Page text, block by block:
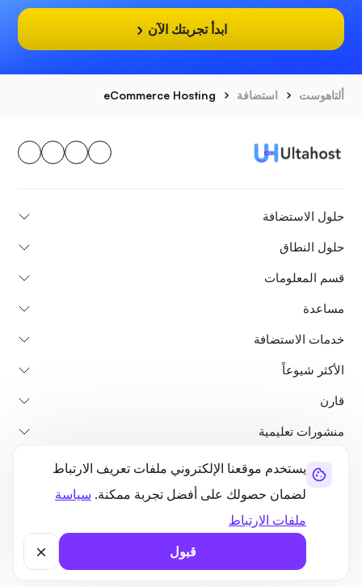
يستخدم موقعنا الإلكتروني ملفات تعريف الارتباط
لضمان حصولك على أفضل تجربة ممكنة. سياسة
ملفات الارتباط
قبول
ابدأ تجربتك الآن
ألتاهوست استضافة eCommerce Hosting
حلول الاستضافة
حلول النطاق
قسم المعلومات
مساعدة
خدمات الاستضافة
الأكثر شيوعاً
قارن
منشورات تعليمية
من نحن
خريطة الموقع